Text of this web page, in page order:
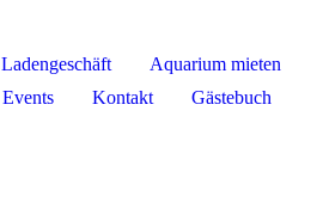
Ladengeschäft
Aquarium mieten
Events Kontakt
Gästebuch